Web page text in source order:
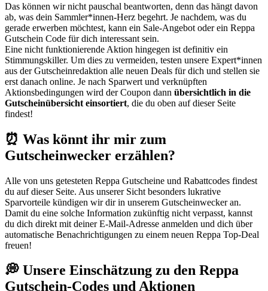
Das können wir nicht pauschal beantworten, denn das hängt davon
ab, was dein Sammler*innen-Herz begehrt. Je nachdem, was du
gerade erwerben möchtest, kann ein Sale-Angebot oder ein Reppa
Gutschein Code für dich interessant sein.
Eine nicht funktionierende Aktion hingegen ist definitiv ein
Stimmungskiller. Um dies zu vermeiden, testen unsere Expert*innen
aus der Gutscheinredaktion alle neuen Deals für dich und stellen sie
erst danach online. Je nach Sparwert und verknüpften
Aktionsbedingungen wird der Coupon dann übersichtlich in die
Gutscheinübersicht einsortiert, die du oben auf dieser Seite
findest!
⏰ Was könnt ihr mir zum
Gutscheinwecker erzählen?
Alle von uns getesteten Reppa Gutscheine und Rabattcodes findest
du auf dieser Seite. Aus unserer Sicht besonders lukrative
Sparvorteile kündigen wir dir in unserem Gutscheinweckeran.
Damit du eine solche Information zukünftig nicht verpasst, kannst
du dich direkt mit deiner E-Mail-Adresse anmelden und dich über
automatische Benachrichtigungen zu einem neuen Reppa Top-Deal
freuen!
💭 Unsere Einschätzung zu den Reppa
Gutschein-Codes und Aktionen